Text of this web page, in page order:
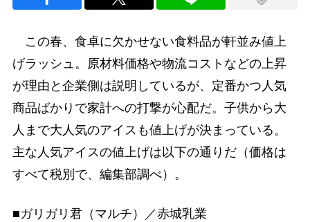
この春、食卓に欠かせない食料品が軒並み値上
げラッシュ。原材料価格や物流コストなどの上昇
が理由と企業側は説明しているが、定番かつ人気
商品ばかりで家計への打撃が心配だ。子供から大
人まで大人気のアイスも値上げが決まっている。
主な人気アイスの値上げは以下の通りだ（価格は
すべて税別で、編集部調べ）。
■ガリガリ君（マルチ）／赤城乳業